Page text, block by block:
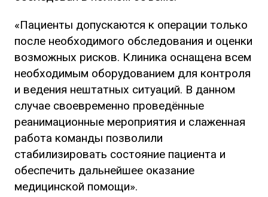
«Пациенты допускаются к операции только
после необходимого обследования и оценки
возможных рисков. Клиника оснащена всем
необходимым оборудованием для контроля
и ведения нештатных ситуаций. В данном
случае своевременно проведённые
реанимационные мероприятия и слаженная
работа команды позволили
стабилизировать состояние пациента и
обеспечить дальнейшее оказание
медицинской помощи».